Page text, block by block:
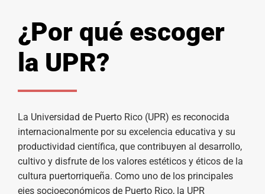
¿Por qué escoger
la UPR?
La Universidad de Puerto Rico (UPR) es reconocida
internacionalmente por su excelencia educativa y su
productividad científica, que contribuyen al desarrollo,
cultivo y disfrute de los valores estéticos y éticos de la
cultura puertorriqueña. Como uno de los principales
ejes socioeconómicos de Puerto Rico, la UPR